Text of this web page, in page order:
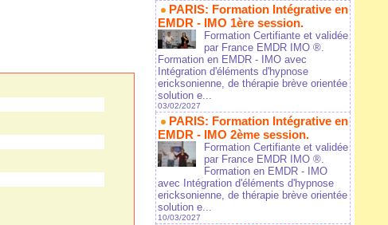
PARIS: Formation Intégrative en
EMDR - IMO 1ère session.
Formation Certifiante et validée
par France EMDR IMO ®.
Formation en EMDR - IMO avec
Intégration d'éléments d'hypnose
ericksonienne, de thérapie brève orientée
solution e...
03/02/2027
PARIS: Formation Intégrative en
EMDR - IMO 2ème session.
Formation Certifiante et validée
par France EMDR IMO ®.
Formation en EMDR - IMO
avec Intégration d'éléments d'hypnose
ericksonienne, de thérapie brève orientée
solution e...
10/03/2027